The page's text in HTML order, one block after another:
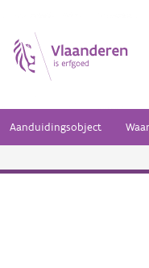
Aanduidingsobject